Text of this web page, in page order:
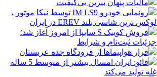
مالیات پنهان بنزین بی‌کیفیت
رونمایی خودرو IM LS9 توسط نیکا موتور ،
لوکس ترین شاسی بلند EREV در ایران
فروش کوییک S سایپا از امروز آغاز شد؛
جزئیات ثبت‌نام و شرایط
فرار هواپیماها از فرودگاه جده عربستان
فائو: ایران امسال بیشتر از متوسط 5 ساله
غله تولید می‌کند